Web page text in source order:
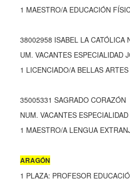
1 MAESTRO/A EDUCACIÓN
38002958 ISABEL LA CATÓLICA
UM. VACANTES ESPECIALIDAD
1 LICENCIADO/A BELLAS
35005331 SAGRADO CORAZÓN
NUM. VACANTES
1 MAESTRO/A LENGUA
ARAGÓN
1 PLAZA: PROFESOR